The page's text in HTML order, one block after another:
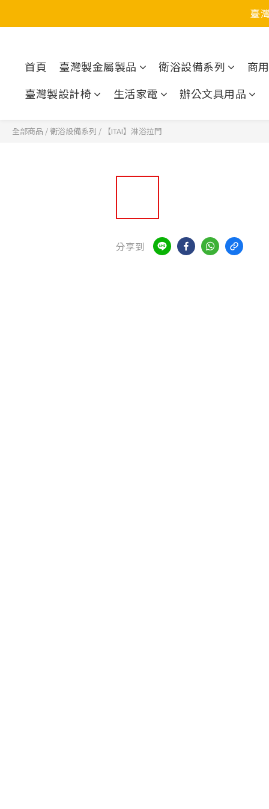
臺
首頁 臺灣製金屬製品 衛浴設備系列
商
臺灣製設計椅
生活家電 辦公文具用品
全部商品 /衛浴設備系列 / 【ITAI】淋浴拉門
分享到